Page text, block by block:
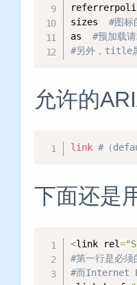
sizes #图
as #预加载
#另外，title属
允许的
link #（
下面还是
<link rel=
#第一行是必
#而Internet